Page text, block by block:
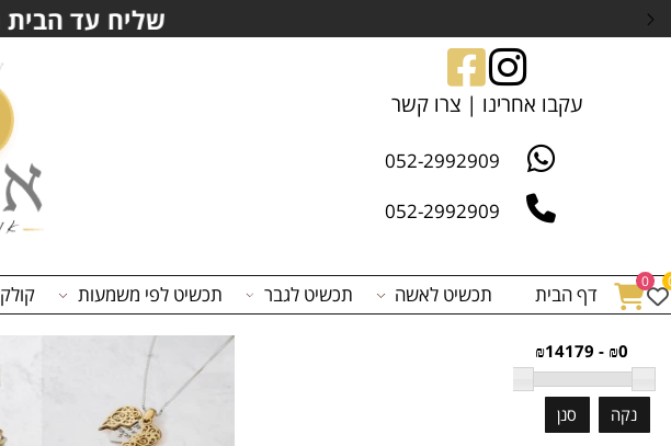
הרשם/י באתר שלנו וקבל/י5% הנחה
עקבו אחרינו | צרו קשר
052-2992909
052-2992909
דף הבית תכשיט לאשה תכשיט לגבר תכשיט לפי משמעות קולקציות
סנן